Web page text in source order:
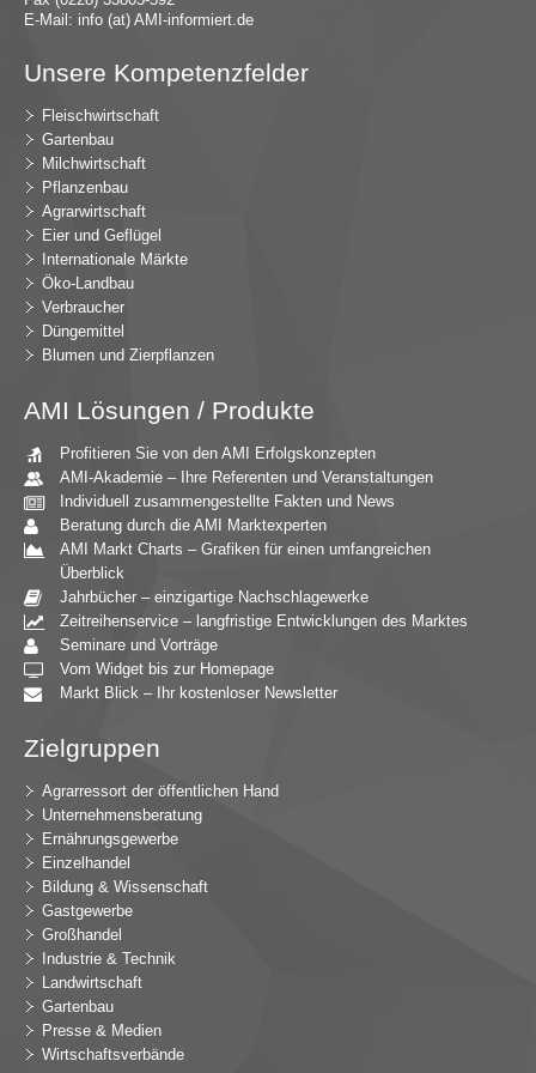
E-Mail: info (at) AMI-informiert.de
Unsere Kompetenzfelder
Fleischwirtschaft
Gartenbau
Milchwirtschaft
Pflanzenbau
Agrarwirtschaft
Eier und Geflügel
Internationale Märkte
Öko-Landbau
Verbraucher
Düngemittel
Blumen und Zierpflanzen
AMI Lösungen / Produkte
Profitieren Sie von den AMI Erfolgskonzepten
AMI-Akademie – Ihre Referenten und Veranstaltungen
Individuell zusammengestellte Fakten und News
Beratung durch die AMI Marktexperten
AMI Markt Charts – Grafiken für einen umfangreichen
Überblick
Jahrbücher – einzigartige Nachschlagewerke
Zeitreihenservice – langfristige Entwicklungen des Marktes
Seminare und Vorträge
Vom Widget bis zur Homepage
Markt Blick – Ihr kostenloser Newsletter
Zielgruppen
Agrarressort der öffentlichen Hand
Unternehmensberatung
Ernährungsgewerbe
Einzelhandel
Bildung & Wissenschaft
Gastgewerbe
Großhandel
Industrie & Technik
Landwirtschaft
Gartenbau
Presse & Medien
Wirtschaftsverbände